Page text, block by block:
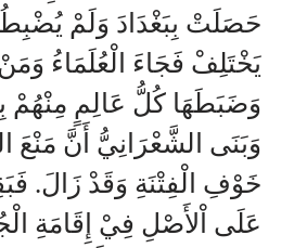
حَصَلَتْ بِبَغْدَادَ وَلَمْ
يَخْتَلِفْ فَجَاءَ الْعُلَمَاءُ
وَضَبَطَهَا كُلُّ عَالِمٍ مِنْهُمْ
وَبَنَى الشَّعْرَانِيُّ أَنَّ مَنْعَ
خَوْفِ الْفِتْنَةِ وَقَدْ زَالَ.
عَلَى اْلأَصْلِ فِيْ إِقَامَةِ